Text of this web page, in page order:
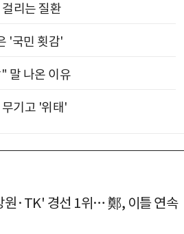
리는 질환
'국민 횟감'
말 나온 이유
기고 '위태'
원·TK' 경선 1위… 鄭, 이틀 연속